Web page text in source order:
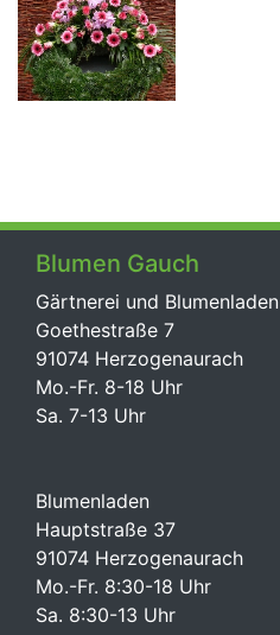
Blumen Gauch
Gärtnerei und Blumenladen
Goethestraße 7
91074 Herzogenaurach
Mo.-Fr. 8-18 Uhr
Sa. 7-13 Uhr
Blumenladen
Hauptstraße 37
91074 Herzogenaurach
Mo.-Fr. 8:30-18 Uhr
Sa. 8:30-13 Uhr